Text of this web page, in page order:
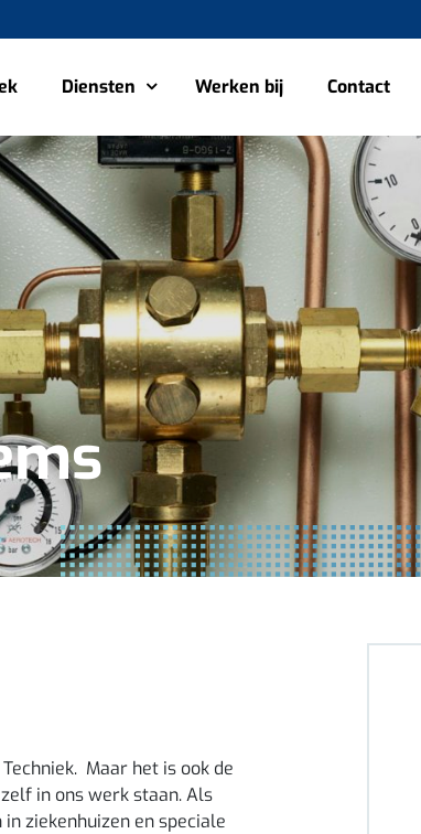
Diensten Werken bij Contact
Maar het is ook de
in ons werk staan. Als
ziekenhuizen en speciale